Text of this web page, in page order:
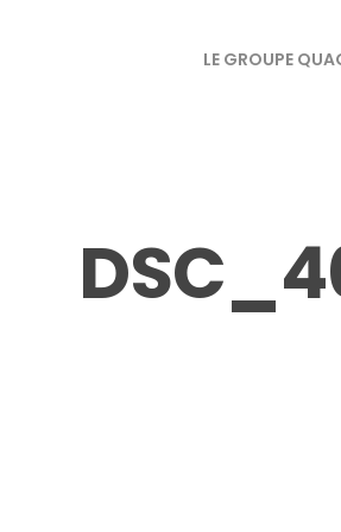
LE GROUPE